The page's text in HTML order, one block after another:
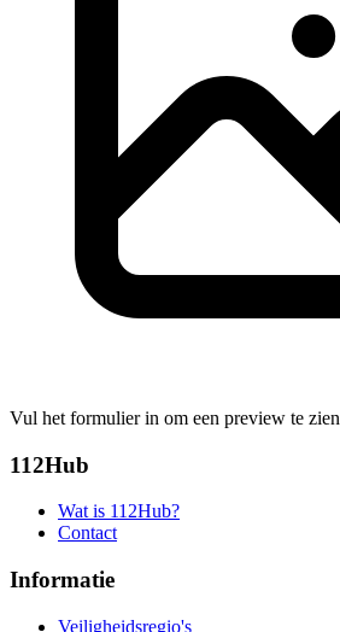
Vul het formulier in om een preview te zien
112Hub
Wat is 112Hub?
Contact
Informatie
Veiligheidsregio's